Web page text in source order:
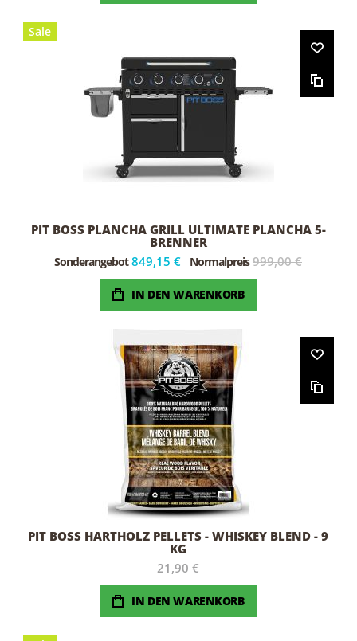
Sale
PIT BOSS PLANCHA GRILL ULTIMATE PLANCHA 5-
BRENNER
Sonderangebot 849,15 € Normalpreis 999,00 €
IN DEN WARENKORB
PIT BOSS HARTHOLZ PELLETS - WHISKEY BLEND - 9
KG
21,90 €
IN DEN WARENKORB